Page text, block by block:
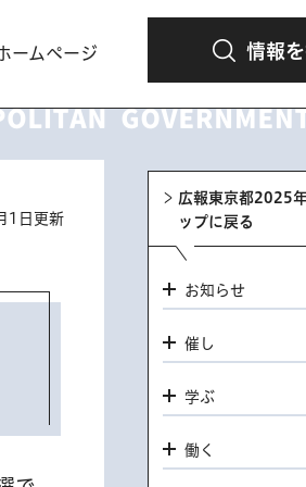
ームページ 情報
1日更新
広報東京都2025
ップに戻る
お知らせ
催し
学ぶ
働く